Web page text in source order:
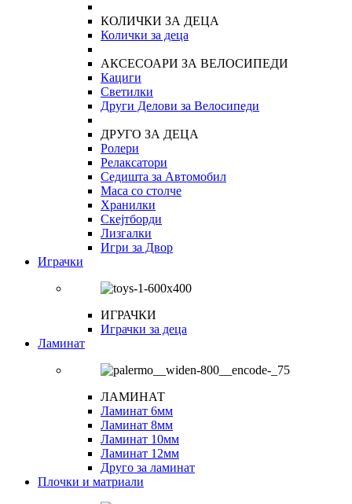
КОЛИЧКИ ЗА ДЕЦА
Колички за деца
АКСЕСОАРИ ЗА ВЕЛОСИПЕДИ
Кациги
Светилки
Други Делови за Велосипеди
ДРУГО ЗА ДЕЦА
Ролери
Релаксатори
Седишта за Автомобил
Маса со столче
Хранилки
Скејтборди
Лизгалки
Игри за Двор
Играчки
ИГРАЧКИ
Играчки за деца
Ламинат
ЛАМИНАТ
Ламинат 6мм
Ламинат 8мм
Ламинат 10мм
Ламинат 12мм
Друго за ламинат
Плочки и матриали